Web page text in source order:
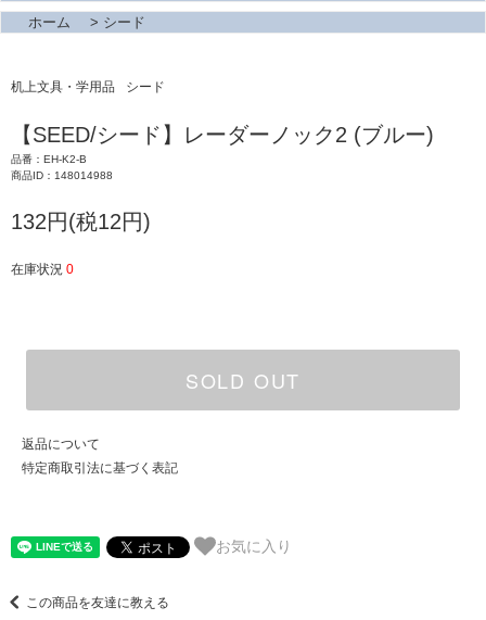
ホーム
> シード
机上文具・学用品 シード
【SEED/シード】レーダーノック2 (ブルー)
品番：EH-K2-B
商品ID：148014988
132円(税12円)
在庫状況 0
SOLD OUT
返品について
特定商取引法に基づく表記
お気に入り
この商品を友達に教える